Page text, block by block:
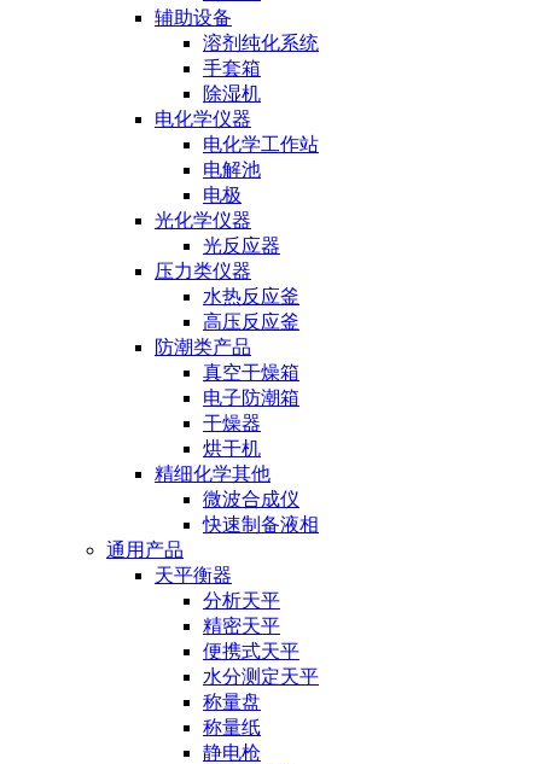
辅助设备
溶剂纯化系统
手套箱
除湿机
电化学仪器
电化学工作站
电解池
电极
光化学仪器
光反应器
压力类仪器
水热反应釜
高压反应釜
防潮类产品
真空干燥箱
电子防潮箱
干燥器
烘干机
精细化学其他
微波合成仪
快速制备液相
通用产品
天平衡器
分析天平
精密天平
便携式天平
水分测定天平
称量盘
称量纸
静电枪